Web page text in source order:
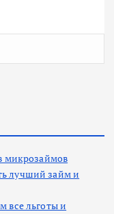
микрозаймов
лучший займ и
все льготы и